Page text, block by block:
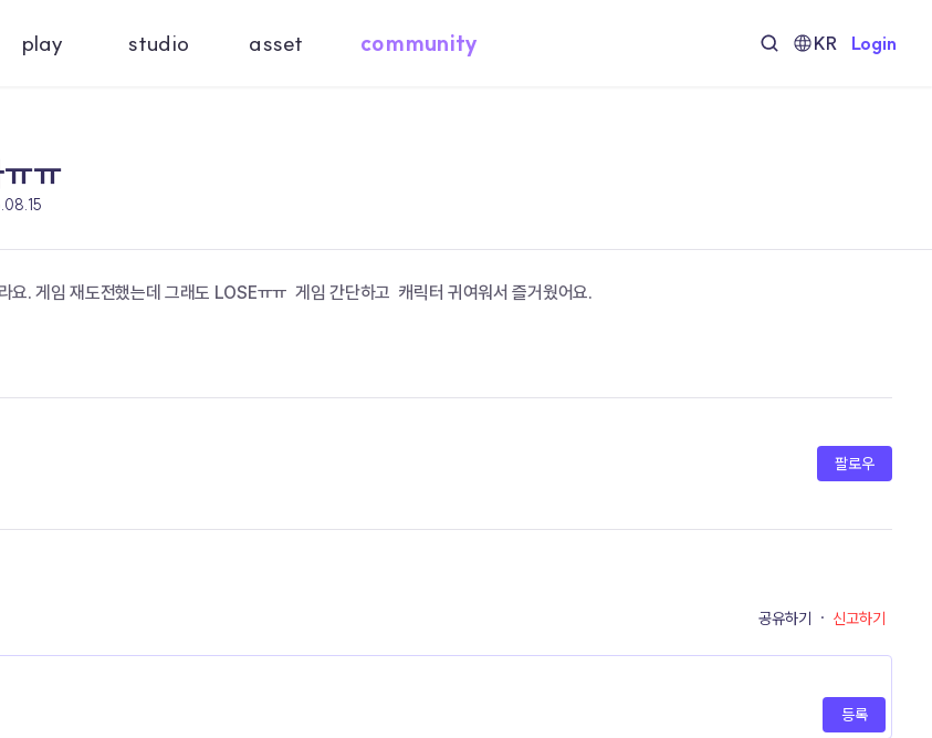
play studio asset community KR Login
ㅠ
요. 게임 재도전했는데 그래도 LOSEㅠㅠ  게임 간단하고  캐릭터 귀여워서 즐거웠어요.
팔로우
공유하기 · 신고하기
등록